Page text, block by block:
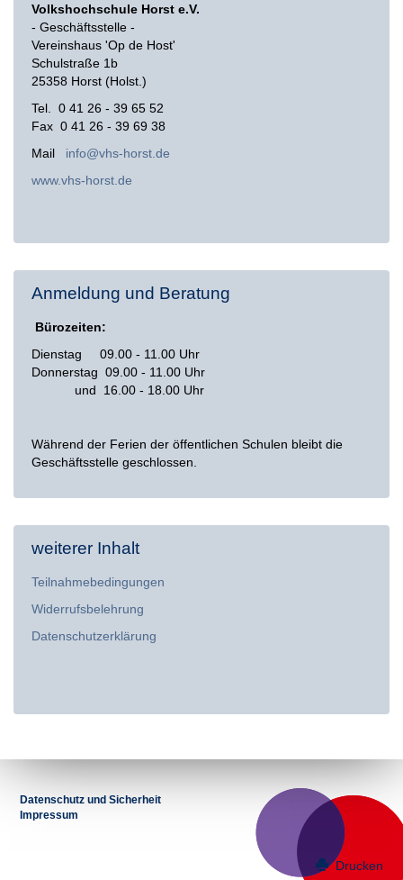
Volkshochschule Horst e.V.
- Geschäftsstelle -
Vereinshaus 'Op de Host'
Schulstraße 1b
25358 Horst (Holst.)
Tel. 0 41 26 - 39 65 52
Fax 0 41 26 - 39 69 38
Mail info@vhs-horst.de
www.vhs-horst.de
Anmeldung und Beratung
Bürozeiten:
Dienstag 09.00 - 11.00 Uhr
Donnerstag 09.00 - 11.00 Uhr
und 16.00 - 18.00 Uhr
Während der Ferien der öffentlichen Schulen bleibt die
Geschäftsstelle geschlossen.
weiterer Inhalt
Teilnahmebedingungen
Widerrufsbelehrung
Datenschutzerklärung
Datenschutz und Sicherheit
Impressum
Drucken